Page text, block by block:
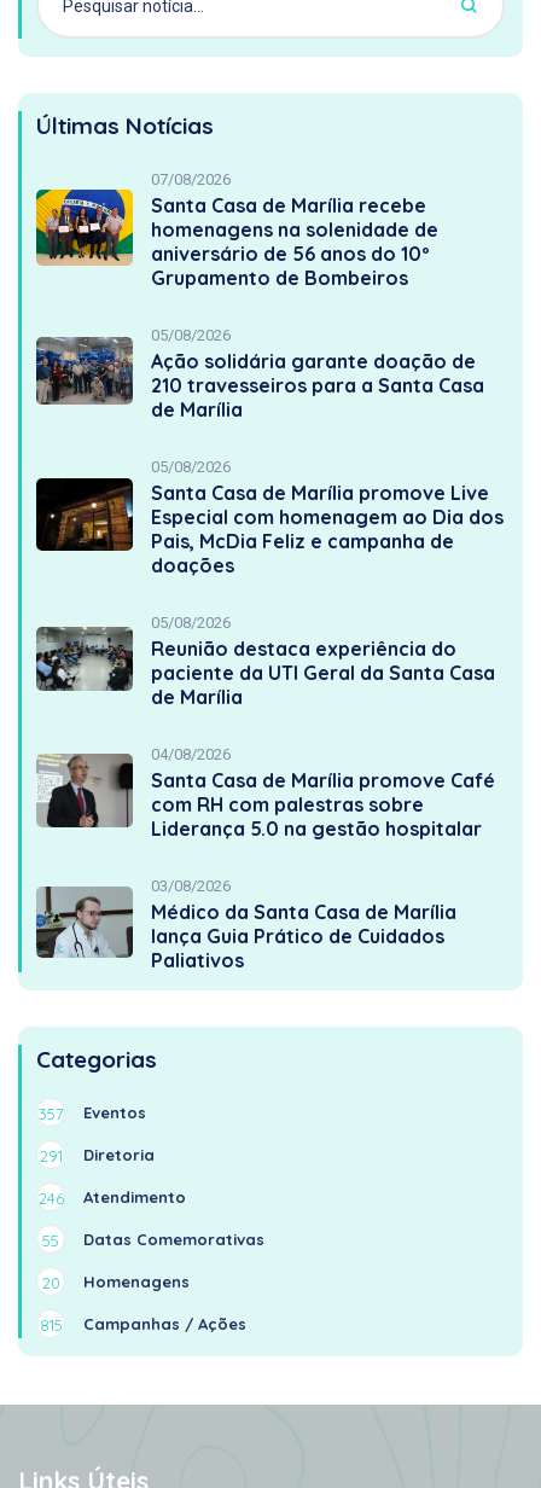
Últimas Notícias
07/08/2026
Santa Casa de Marília recebe
homenagens na solenidade de
aniversário de 56 anos do 10º
Grupamento de Bombeiros
05/08/2026
Ação solidária garante doação de
210 travesseiros para a Santa Casa
de Marília
05/08/2026
Santa Casa de Marília promove Live
Especial com homenagem ao Dia dos
Pais, McDia Feliz e campanha de
doações
05/08/2026
Reunião destaca experiência do
paciente da UTI Geral da Santa Casa
de Marília
04/08/2026
Santa Casa de Marília promove Café
com RH com palestras sobre
Liderança 5.0 na gestão hospitalar
03/08/2026
Médico da Santa Casa de Marília
lança Guia Prático de Cuidados
Paliativos
Categorias
357 Eventos
291 Diretoria
246 Atendimento
55 Datas Comemorativas
20 Homenagens
815 Campanhas / Ações
Links Úteis